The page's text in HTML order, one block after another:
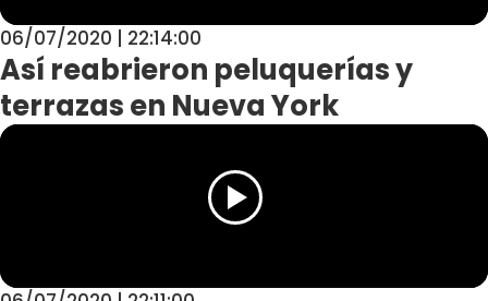
06/07/2020 | 22:14:00
Así reabrieron peluquerías y
terrazas en Nueva York